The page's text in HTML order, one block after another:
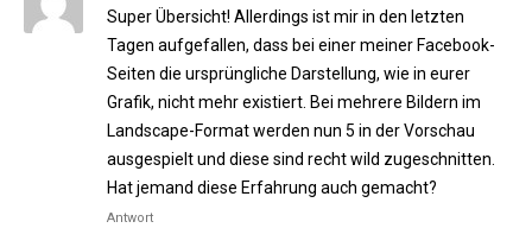
Super Übersicht! Allerdings ist mir in den letzten
Tagen aufgefallen, dass bei einer meiner Facebook-
Seiten die ursprüngliche Darstellung, wie in eurer
Grafik, nicht mehr existiert. Bei mehrere Bildern im
Landscape-Format werden nun 5 in der Vorschau
ausgespielt und diese sind recht wild zugeschnitten.
Hat jemand diese Erfahrung auch gemacht?
Antwort